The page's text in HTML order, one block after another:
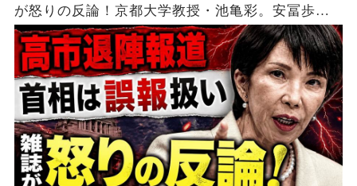
が怒りの反論！京都大学教授・池亀彩。安冨歩東
京大学名誉教授。一月万冊清水